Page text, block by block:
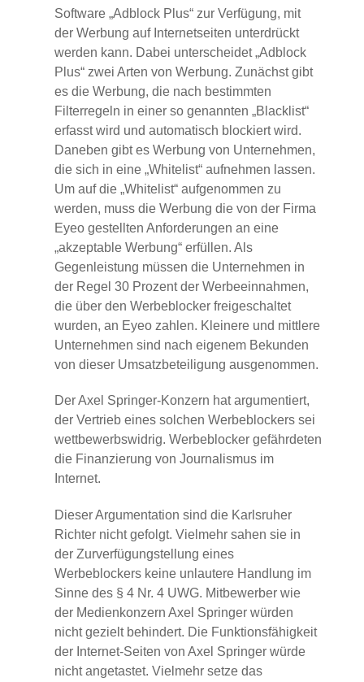
Software „Adblock Plus“ zur Verfügung, mit
der Werbung auf Internetseiten unterdrückt
werden kann. Dabei unterscheidet „Adblock
Plus“ zwei Arten von Werbung. Zunächst gibt
es die Werbung, die nach bestimmten
Filterregeln in einer so genannten „Blacklist“
erfasst wird und automatisch blockiert wird.
Daneben gibt es Werbung von Unternehmen,
die sich in eine „Whitelist“ aufnehmen lassen.
Um auf die „Whitelist“ aufgenommen zu
werden, muss die Werbung die von der Firma
Eyeo gestellten Anforderungen an eine
„akzeptable Werbung“ erfüllen. Als
Gegenleistung müssen die Unternehmen in
der Regel 30 Prozent der Werbeeinnahmen,
die über den Werbeblocker freigeschaltet
wurden, an Eyeo zahlen. Kleinere und mittlere
Unternehmen sind nach eigenem Bekunden
von dieser Umsatzbeteiligung ausgenommen.
Der Axel Springer-Konzern hat argumentiert,
der Vertrieb eines solchen Werbeblockers sei
wettbewerbswidrig. Werbeblocker gefährdeten
die Finanzierung von Journalismus im
Internet.
Dieser Argumentation sind die Karlsruher
Richter nicht gefolgt. Vielmehr sahen sie in
der Zurverfügungstellung eines
Werbeblockers keine unlautere Handlung im
Sinne des § 4 Nr. 4 UWG. Mitbewerber wie
der Medienkonzern Axel Springer würden
nicht gezielt behindert. Die Funktionsfähigkeit
der Internet-Seiten von Axel Springer würde
nicht angetastet. Vielmehr setze das